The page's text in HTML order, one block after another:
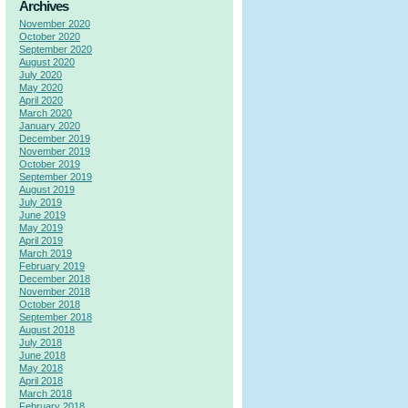
Archives
November 2020
October 2020
September 2020
August 2020
July 2020
May 2020
April 2020
March 2020
January 2020
December 2019
November 2019
October 2019
September 2019
August 2019
July 2019
June 2019
May 2019
April 2019
March 2019
February 2019
December 2018
November 2018
October 2018
September 2018
August 2018
July 2018
June 2018
May 2018
April 2018
March 2018